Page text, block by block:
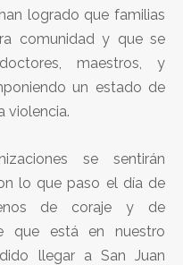
logrado que familias
comunidad y que se
maestros, y
un estado de
violencia.
se sentirán
lo que paso el día de
de coraje y de
que está en nuestro
llegar a San Juan